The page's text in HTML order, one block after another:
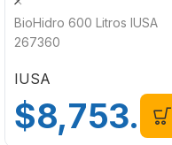
BioHidro 600 Litros IUSA
267360
IUSA
$8,753.00